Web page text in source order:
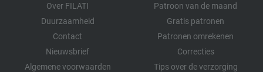
Over FILATI
Duurzaamheid
Contact
Nieuwsbrief
Algemene voorwaarden
Patroon van de maand
Gratis patronen
Patronen omrekenen
Correcties
Tips over de verzorging